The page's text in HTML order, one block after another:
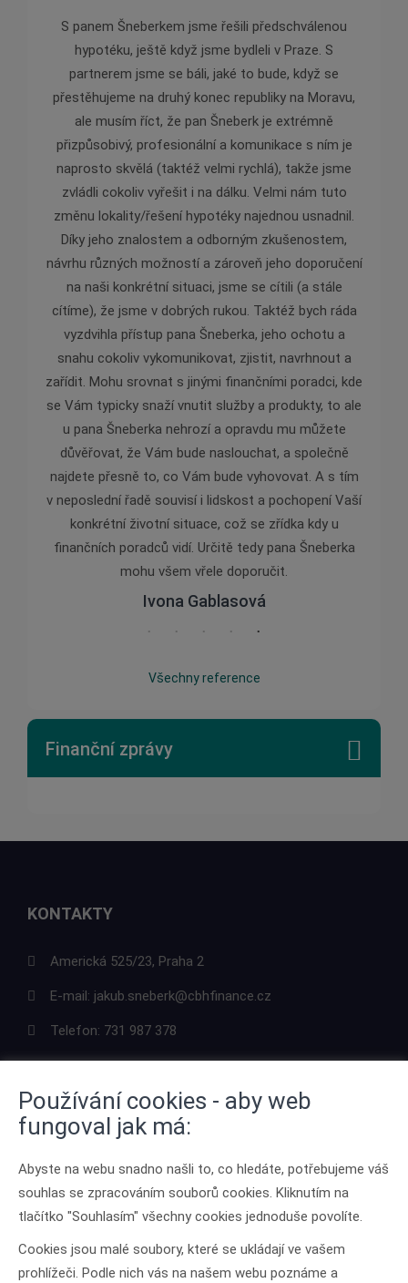
S panem Šneberkem jsme řešili předschválenou
hypotéku, ještě když jsme bydleli v Praze. S
partnerem jsme se báli, jaké to bude, když se
přestěhujeme na druhý konec republiky na Moravu,
ale musím říct, že pan Šneberk je extrémně
přizpůsobivý, profesionální a komunikace s ním je
naprosto skvělá (taktéž velmi rychlá), takže jsme
zvládli cokoliv vyřešit i na dálku. Velmi nám tuto
změnu lokality/řešení hypotéky najednou usnadnil.
Díky jeho znalostem a odborným zkušenostem,
návrhu různých možností a zároveň jeho doporučení
na naši konkrétní situaci, jsme se cítili (a stále
cítíme), že jsme v dobrých rukou. Taktéž bych ráda
vyzdvihla přístup pana Šneberka, jeho ochotu a
snahu cokoliv vykomunikovat, zjistit, navrhnout a
zařídit. Mohu srovnat s jinými finančními poradci, kde
se Vám typicky snaží vnutit služby a produkty, to ale
u pana Šneberka nehrozí a opravdu mu můžete
důvěřovat, že Vám bude naslouchat, a společně
najdete přesně to, co Vám bude vyhovovat. A s tím
v neposlední řadě souvisí i lidskost a pochopení Vaší
konkrétní životní situace, což se zřídka kdy u
finančních poradců vidí. Určitě tedy pana Šneberka
mohu všem vřele doporučit.
Ivona Gablasová
Všechny reference
Finanční zprávy
KONTAKTY
Americká 525/23, Praha 2
E-mail: jakub.sneberk@cbhfinance.cz
Telefon: 731 987 378
ODKAZY
O mně
Používání cookies - aby web
fungoval jak má:
Abyste na webu snadno našli to, co hledáte, potřebujeme váš
souhlas se zpracováním souborů cookies. Kliknutím na
tlačítko "Souhlasím" všechny cookies jednoduše povolíte.
Cookies jsou malé soubory, které se ukládají ve vašem
prohlížeči. Podle nich vás na našem webu poznáme a